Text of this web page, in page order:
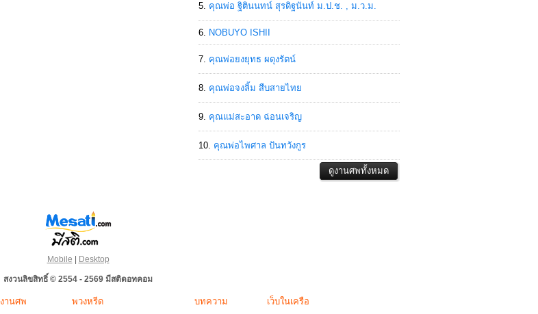
คุณพ่อ ฐิตินนทน์ สุรดิฐนันท์ ม.ป.ช. , ม.ว.ม.
NOBUYO ISHII
คุณพ่อยงยุทธ ผดุงรัตน์
คุณพ่อจงลิ้ม สืบสายไทย
คุณแม่สะอาด ฉ่อนเจริญ
คุณพ่อไพศาล ปันทวังกูร
Mobile | Desktop
สงวนลิขสิทธิ์ © 2554 - 2569 มีสติดอทคอม
งานศพ พวงหรีด บทความ เว็บในเครือ